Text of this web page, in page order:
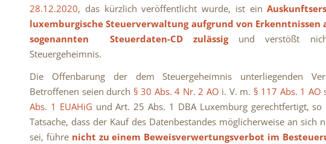
28.12.2020, das kürzlich veröffentlicht wurde, ist ein
luxemburgische Steuerverwaltung aufgrund von Erkenntnissen
sogenannten Steuerdaten-CD zulässigund verstößt
Steuergeheimnis.
Die Offenbarung der dem Steuergeheimnis unterliegenden
Betroffenen seien durch § 30 Abs. 4 Nr. 2 AO i. V. m. § 117 Abs. 1 AO
Abs. 1 EUAHiG und Art. 25 Abs. 1 DBA Luxemburg gerechtfertigt, so
Tatsache, dass der Kauf des Datenbestandes möglicherweise an sich
sei, führe nicht zu einem Beweisverwertungsverbot im